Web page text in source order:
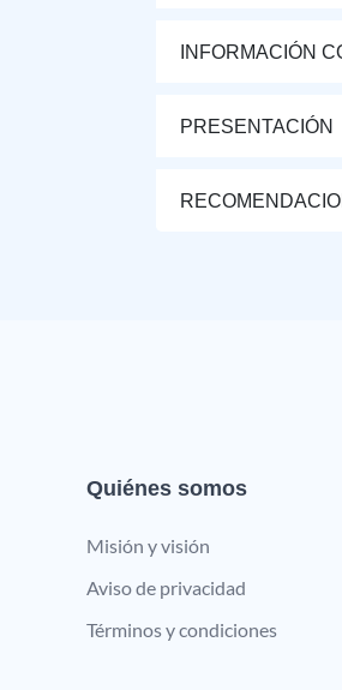
INFORMACIÓN
PRESENTACIÓN
Quiénes somos
Misión y visión
Aviso de privacidad
Términos y condiciones